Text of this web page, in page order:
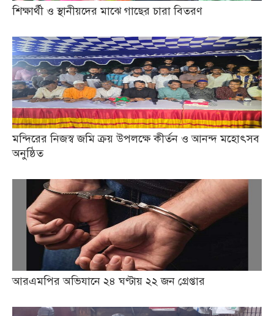
শিক্ষার্থী ও স্থানীয়দের মাঝে গাছের চারা বিতরণ
মন্দিরের নিজস্ব জমি ক্রয় উপলক্ষে কীর্তন ও আনন্দ মহোৎসব
অনুষ্ঠিত
আরএমপির অভিযানে ২৪ ঘণ্টায় ২২ জন গ্রেপ্তার